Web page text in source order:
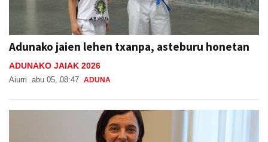
Adunako jaien lehen txanpa, asteburu honetan
ADUNAKO JAIAK 2026
Aiurri abu 05, 08:47 ADUNA